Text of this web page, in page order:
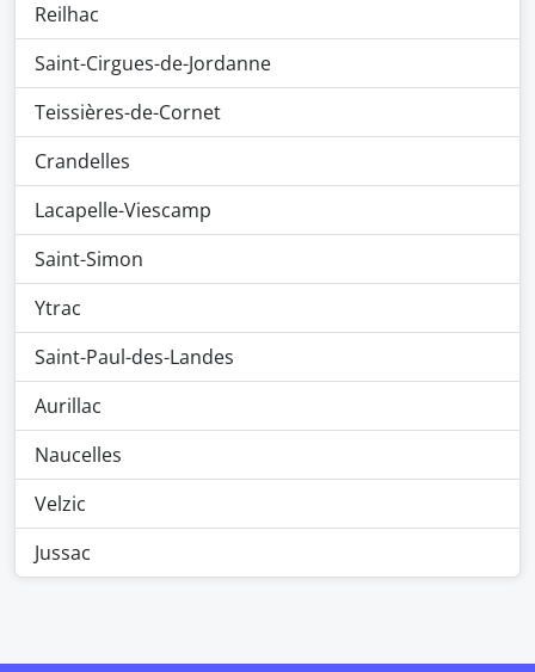
Reilhac
Saint-Cirgues-de-Jordanne
Teissières-de-Cornet
Crandelles
Lacapelle-Viescamp
Saint-Simon
Ytrac
Saint-Paul-des-Landes
Aurillac
Naucelles
Velzic
Jussac